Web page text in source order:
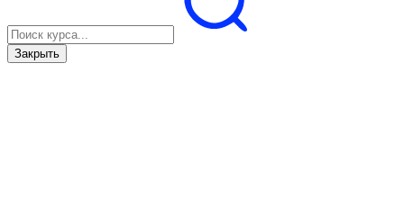
Закрыть